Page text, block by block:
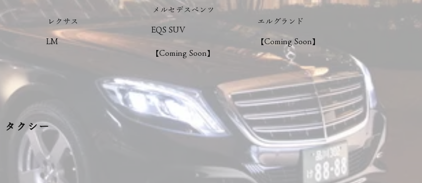
レクサス
LM
メルセデスベンツ
EQS SUV
【Coming Soon】
エルグランド
【Coming Soon】
タクシー